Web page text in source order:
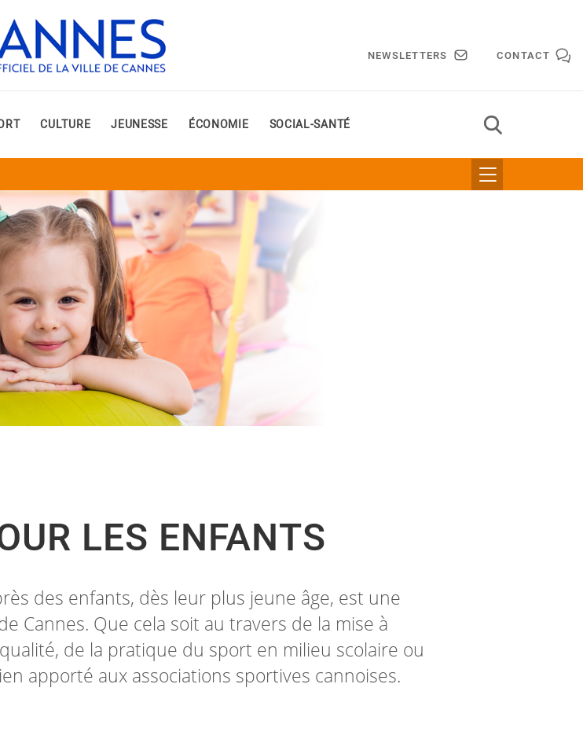
NEWSLETTERS CONTACT
CULTURE JEUNESSE ÉCONOMIE SOCIAL-SANTÉ
LES ENFANTS
des enfants, dès leur plus jeune âge, est une
Cannes. Que cela soit au travers de la mise à
de la pratique du sport en milieu scolaire ou
apporté aux associations sportives cannoises.